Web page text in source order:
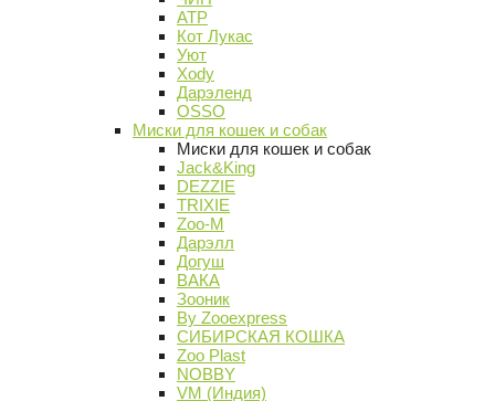
АТР
Кот Лукас
Уют
Xody
Дарэленд
OSSO
Миски для кошек и собак
Миски для кошек и собак
Jack&King
DEZZIE
TRIXIE
Zoo-M
Дарэлл
Догуш
ВАКА
Зооник
By Zooexpress
СИБИРСКАЯ КОШКА
Zoo Plast
NOBBY
VM (Индия)